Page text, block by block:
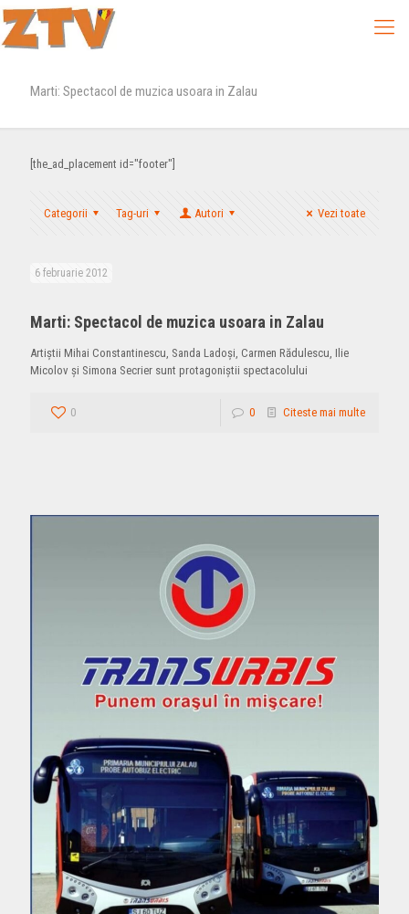
Marti: Spectacol de muzica usoara in Zalau
[the_ad_placement id="footer"]
Categorii Tag-uri Autori Vezi toate
6 februarie 2012
Marti: Spectacol de muzica usoara in Zalau
Artiştii Mihai Constantinescu, Sanda Ladoşi, Carmen Rădulescu, Ilie
Micolov şi Simona Secrier sunt protagoniştii spectacolului
0 0 Citeste mai multe